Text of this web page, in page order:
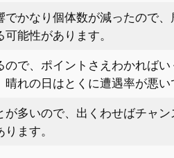
でかなり個体数が減ったので
能性があります。
ので、ポイントさえわかれば
晴れの日はとくに遭遇率が悪
が多いので、出くわせばチャ
ます。